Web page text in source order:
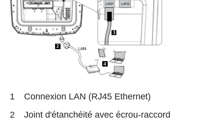
2
4
3
1
Connexion LAN (RJ45 Ethernet)
2
Joint d'étanchéité avec écrou-raccord